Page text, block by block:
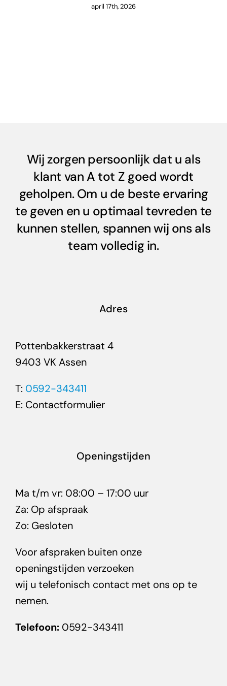
april 17th, 2026
Wij zorgen persoonlijk dat u als
klant van A tot Z goed wordt
geholpen. Om u de beste ervaring
te geven en u optimaal tevreden te
kunnen stellen, spannen wij ons als
team volledig in.
Adres
Pottenbakkerstraat 4
9403 VK Assen
T: 0592-343411
E: Contactformulier
Openingstijden
Ma t/m vr: 08:00 – 17:00 uur
Za: Op afspraak
Zo: Gesloten
Voor afspraken buiten onze
openingstijden verzoeken
wij u telefonisch contact met ons op te
nemen.
Telefoon:0592-343411